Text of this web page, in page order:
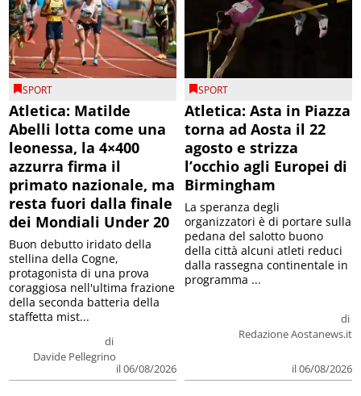
SPORT
Atletica: Matilde
Abelli lotta come una
leonessa, la 4×400
azzurra firma il
primato nazionale, ma
resta fuori dalla finale
dei Mondiali Under 20
di
Davide Pellegrino
il 06/08/2026
Buon debutto iridato della
stellina della Cogne,
protagonista di una prova
coraggiosa nell'ultima frazione
della seconda batteria della
staffetta mist...
SPORT
Atletica: Asta in Piazza
torna ad Aosta il 22
agosto e strizza
l’occhio agli Europei di
Birmingham
di
Redazione Aostanews.it
il 06/08/2026
La speranza degli
organizzatori è di portare sulla
pedana del salotto buono
della città alcuni atleti reduci
dalla rassegna continentale in
programma ...